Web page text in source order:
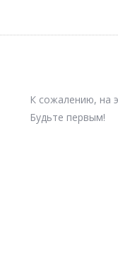
К сожалению, на
Будьте первым!